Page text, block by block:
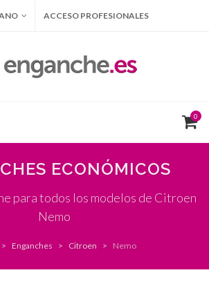
ACCESO PROFESIONALES
0
ECONÓMICOS
para todos los modelos de Citroen
Nemo
Enganches Citroen Nemo